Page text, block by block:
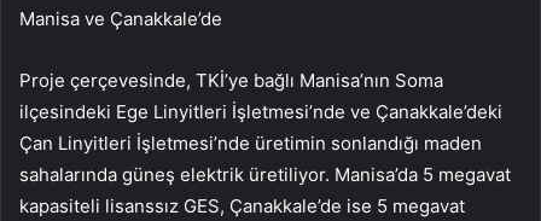
Manisa ve Çanakkale’de
Proje çerçevesinde, TKİ’ye bağlı Manisa’nın Soma
ilçesindeki Ege Linyitleri İşletmesi’nde ve Çanakkale’deki
Çan Linyitleri İşletmesi’nde üretimin sonlandığı maden
sahalarında güneş elektrik üretiliyor. Manisa’da 5 megavat
kapasiteli lisanssız GES, Çanakkale’de ise 5 megavat